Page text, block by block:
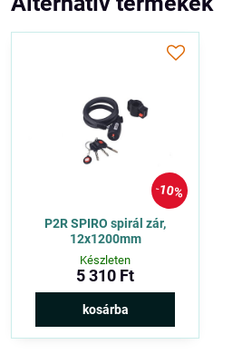
10%
P2R SPIRO spirál zár,
12x1200mm
Készleten
5 310 Ft
kosárba